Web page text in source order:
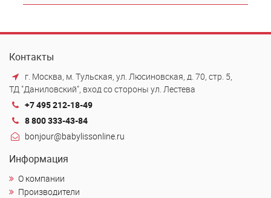
Контакты
г. Москва, м. Тульская, ул. Люсиновская, д. 70, стр. 5,
ТД "Даниловский", вход со стороны ул. Лестева
+7 495 212-18-49
8 800 333-43-84
bonjour@babylissonline.ru
Информация
О компании
Производители